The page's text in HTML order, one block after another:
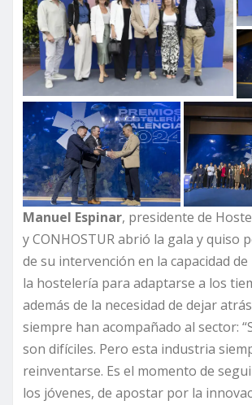
Manuel Espinar, presidente de
y CONHOSTUR abrió la gala y quiso
de su intervención en la capacidad
la hostelería para adaptarse a los
además de la necesidad de dejar
siempre han acompañado al sector:
son difíciles. Pero esta industria
reinventarse. Es el momento de
los jóvenes, de apostar por la